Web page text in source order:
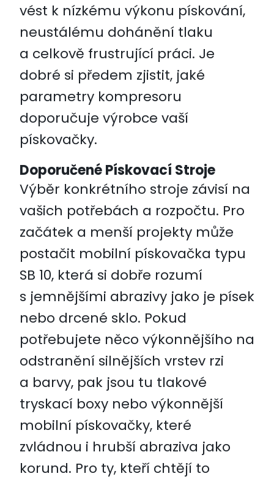
vést k nízkému výkonu pískování,
neustálému dohánění tlaku
a celkově frustrující práci. Je
dobré si předem zjistit, jaké
parametry kompresoru
doporučuje výrobce vaší
pískovačky.
Doporučené Pískovací Stroje
Výběr konkrétního stroje závisí na
vašich potřebách a rozpočtu. Pro
začátek a menší projekty může
postačit mobilní pískovačka typu
SB 10, která si dobře rozumí
s jemnějšími abrazivy jako je písek
nebo drcené sklo. Pokud
potřebujete něco výkonnějšího na
odstranění silnějších vrstev rzi
a barvy, pak jsou tu tlakové
tryskací boxy nebo výkonnější
mobilní pískovačky, které
zvládnou i hrubší abraziva jako
korund. Pro ty, kteří chtějí to